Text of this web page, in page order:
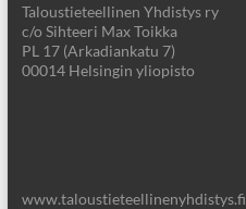
Taloustieteellinen Yhdistys ry
c/o Sihteeri Max Toikka
PL 17 (Arkadiankatu 7)
00014 Helsingin yliopisto
www.taloustieteellinenyhdistys.fi